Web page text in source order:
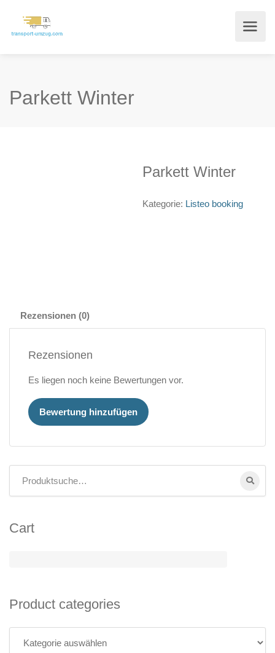
Parkett Winter
Parkett Winter
Kategorie: Listeo booking
Rezensionen (0)
Rezensionen
Es liegen noch keine Bewertungen vor.
Bewertung hinzufügen
Cart
Product categories